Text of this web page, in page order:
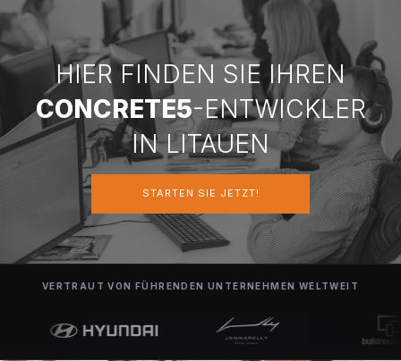
EXPERTISE
WIE FUNKTIONIERT ES?
KARRIERE
FINDEN
LITAUEN
STARTEN SIE JETZT
HIER FINDEN SIE IHREN
CONCRETE5-ENTWICKLER
IN LITAUEN
STARTEN SIE JETZT!
VERTRAUT VON FÜHRENDEN UNTERNEHMEN WELTWEIT